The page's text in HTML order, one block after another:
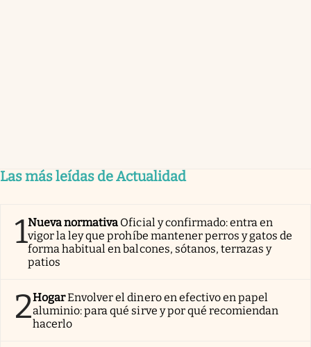
Las más leídas de Actualidad
1Nueva normativa Oficial y confirmado: entra en
vigor la ley que prohíbe mantener perros y gatos de
forma habitual en balcones, sótanos, terrazas y
patios
2HogarEnvolver el dinero en efectivo en papel
aluminio: para qué sirve y por qué recomiendan
hacerlo